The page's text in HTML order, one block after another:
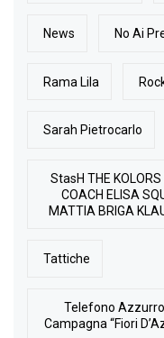
News No Ai
Rama Lila
Sarah Pietrocarlo
StasH THE
COACH ELISA
MATTIA BRIGA
Tattiche
Telefono
Campagna “Fiori